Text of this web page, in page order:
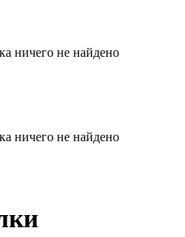
ничего не найдено
ничего не найдено